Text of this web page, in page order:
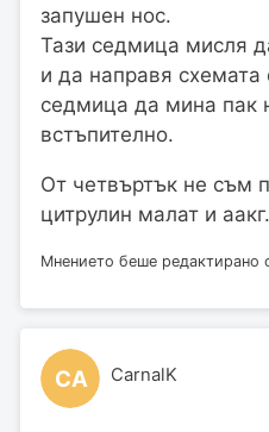
запушен нос.
Тази седмица мисля
и да направя схемата
седмица да мина пак
встъпително.
От четвъртък не съм
цитрулин малат и аакг.
Мнението беше редактирано
CA CarnalK